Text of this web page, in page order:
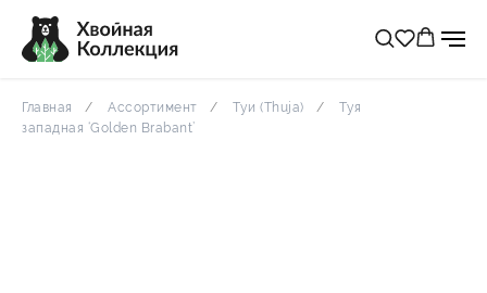
Главная Ассортимент Туи (Thuja)
Туя
западная ‘Golden Brabant’